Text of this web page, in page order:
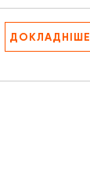
ДОКЛАДНІШЕ